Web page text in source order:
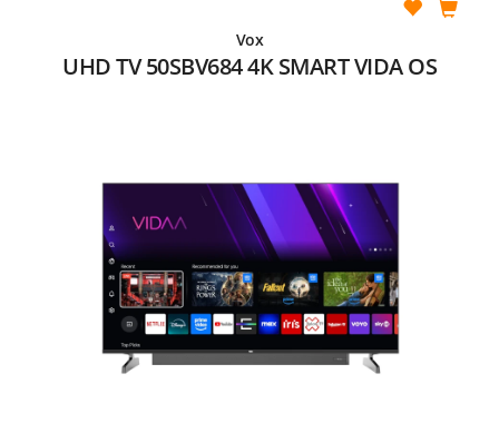
Vox
UHD TV 50SBV684 4K SMART VIDA OS